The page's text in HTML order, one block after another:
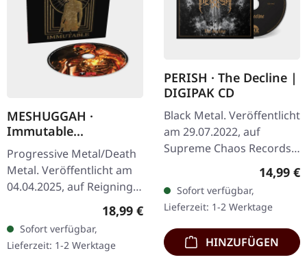
MESHUGGAH ·
Immutable
(Remastered) |
DIGIPAK CD
Progressive Metal/Death
Metal. Veröffentlicht am
04.04.2025, auf Reigning
Phoenix Music. DigiPak-
CD mit dem remasterten
Album und zusätzlich 3…
Regulärer Preis:
18,99 €
Sofort verfügbar,
Lieferzeit: 1-2 Werktage
PERISH · The Decline |
DIGIPAK CD
Black Metal. Veröffentlicht
am 29.07.2022, auf
Supreme Chaos Records.
CD im DigiPak, 12-seitiges
Booklet, limitiert auf 300
handnummerierte
Exemplare…
14,99 €
Sofort verfügbar,
Lieferzeit: 1-2 Werktage
HINZUFÜGEN